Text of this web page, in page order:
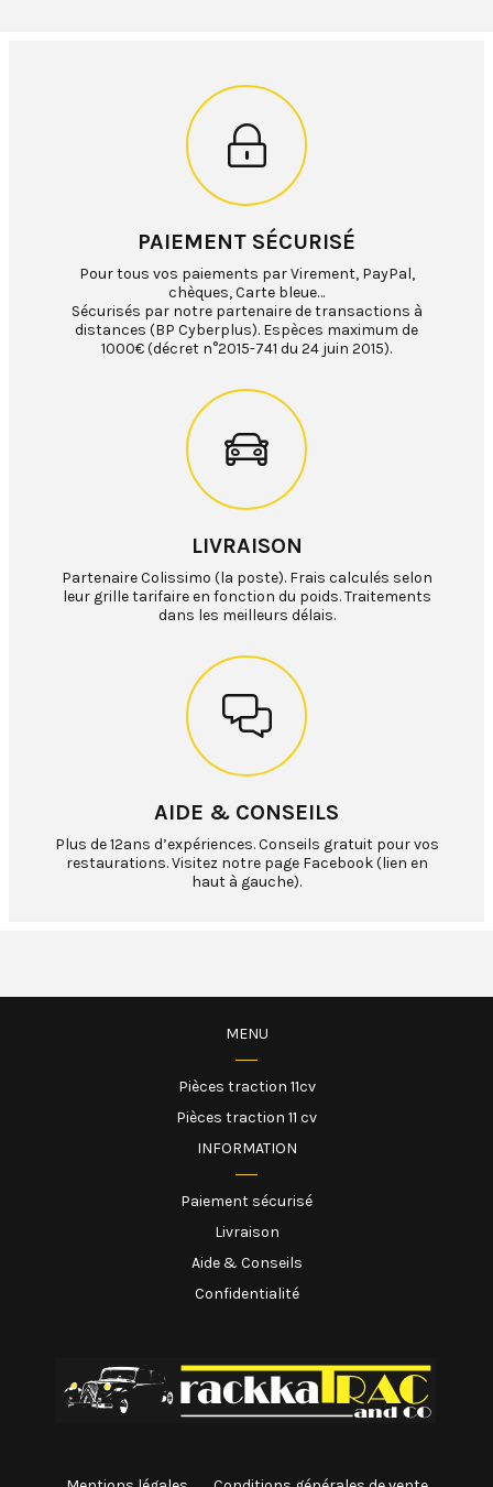
PAIEMENT SÉCURISÉ
Pour tous vos paiements par Virement, PayPal,
chèques, Carte bleue…
Sécurisés par notre partenaire de transactions à
distances (BP Cyberplus). Espèces maximum de
1000€ (décret n°2015-741 du 24 juin 2015).
LIVRAISON
Partenaire Colissimo (la poste). Frais calculés selon
leur grille tarifaire en fonction du poids. Traitements
dans les meilleurs délais.
AIDE & CONSEILS
Plus de 12ans d’expériences. Conseils gratuit pour vos
restaurations. Visitez notre page Facebook (lien en
haut à gauche).
MENU
Pièces traction 11cv
Pièces traction 11 cv
INFORMATION
Paiement sécurisé
Livraison
Aide & Conseils
Confidentialité